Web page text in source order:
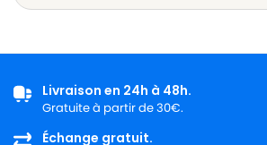
Livraison en 24h à 48h.
Gratuite à partir de 30€.
Échange gratuit.